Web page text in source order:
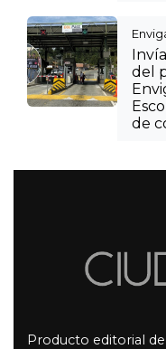
del
de
Producto editorial